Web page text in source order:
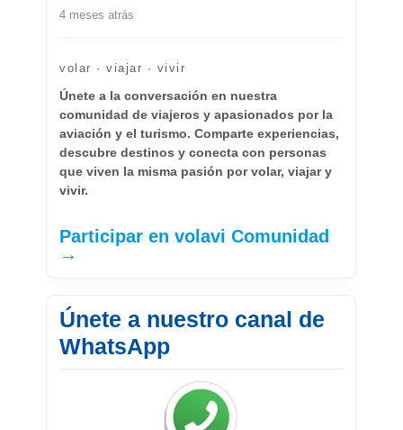
4 meses atrás
volar · viajar · vivir
Únete a la conversación en nuestra
comunidad de viajeros y apasionados por la
aviación y el turismo. Comparte experiencias,
descubre destinos y conecta con personas
que viven la misma pasión por volar, viajar y
vivir.
Participar en volavi Comunidad
→
Únete a nuestro canal de
WhatsApp